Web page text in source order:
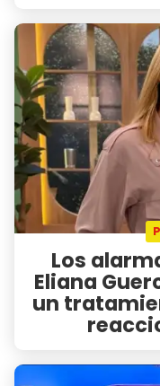
Los
Eliana
un